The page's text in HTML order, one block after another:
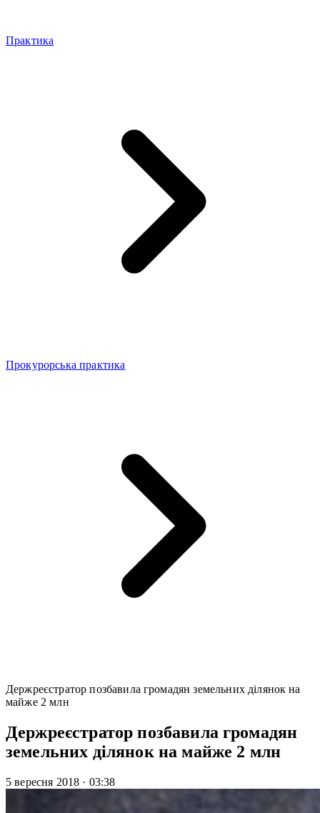
Практика
Прокурорська практика
Держреєстратор позбавила громадян земельних ділянок на
майже 2 млн
Держреєстратор позбавила громадян
земельних ділянок на майже 2 млн
5 вересня 2018 · 03:38